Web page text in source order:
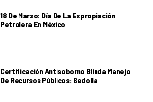
18 De Marzo: Día De La Expropiación
Petrolera En México
Certificación Antisoborno Blinda Manejo
De Recursos Públicos: Bedolla